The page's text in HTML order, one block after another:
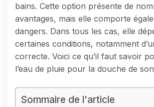
bains. Cette option présente de
avantages, mais elle comporte
dangers. Dans tous les cas, elle
certaines conditions, notamment
correcte. Voici ce qu’il faut savoir
l’eau de pluie pour la douche de
Sommaire de l'article